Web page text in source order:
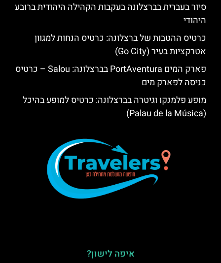
סיור בעברית בברצלונה בעקבות הקהילה היהודית ברובע
היהודי
כרטיס ההטבות של ברצלונה: כרטיס הנחות למגוון
אטרקציות בעיר (Go City)
פארק המים PortAventura בברצלונה: Salou – כרטיס
כניסה לפארק מים
מופע פלמנקו וגיטרה בברצלונה: כרטיס למופע בהיכל
(Palau de la Música)
איפה לישון?